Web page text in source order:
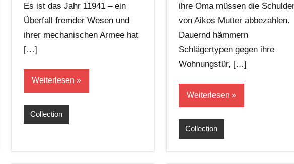
Es ist das Jahr 11941 – ein
Überfall fremder Wesen und
ihrer mechanischen Armee hat
[…]
Weiterlesen
Collection
ihre Oma müssen die
von Aikos Mutter abbezahlen.
Dauernd hämmern
Schlägertypen gegen ihre
Wohnungstür, […]
Weiterlesen
Collection